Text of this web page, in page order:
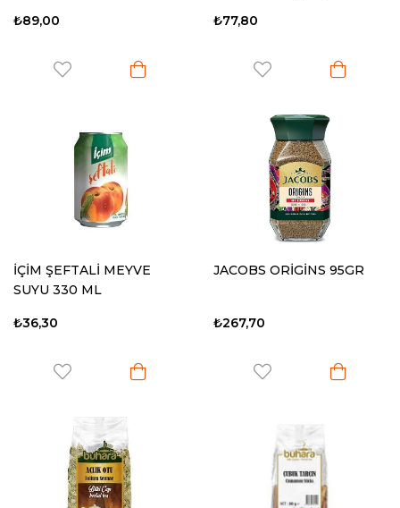
₺89,00
₺77,80
İÇİM ŞEFTALİ MEYVE
SUYU 330 ML
₺36,30
JACOBS ORİGİNS 95GR
₺267,70